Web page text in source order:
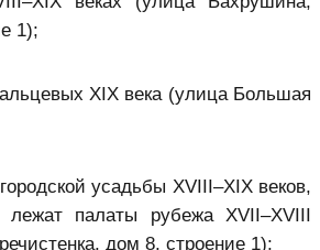
1);
XIX века (улица Большая
усадьбы XVIII–XIX веков,
лежат палаты рубежа XVII–XVIII
дом 8, строение 1);